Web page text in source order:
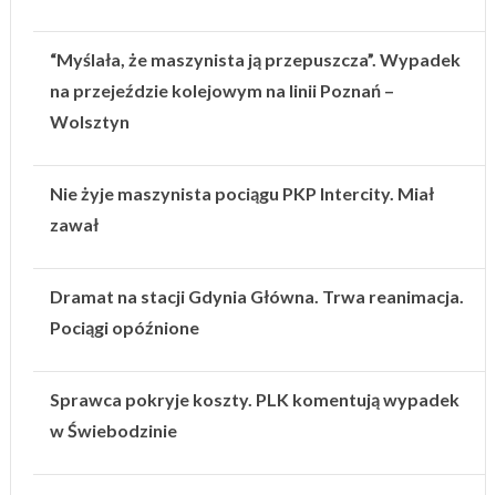
“Myślała, że maszynista ją przepuszcza”. Wypadek
na przejeździe kolejowym na linii Poznań –
Wolsztyn
Nie żyje maszynista pociągu PKP Intercity. Miał
zawał
Dramat na stacji Gdynia Główna. Trwa reanimacja.
Pociągi opóźnione
Sprawca pokryje koszty. PLK komentują wypadek
w Świebodzinie